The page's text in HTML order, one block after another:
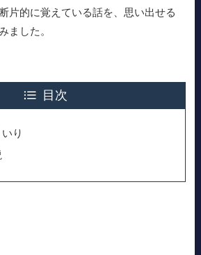
片的に覚えている話を、思い出せる
ました。
目次
り